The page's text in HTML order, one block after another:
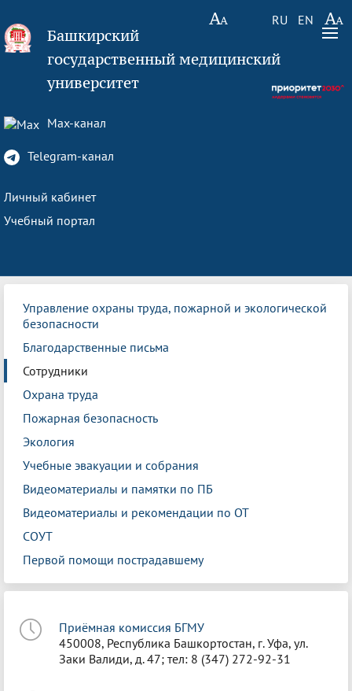
RU EN
Башкирский
государственный медицинский
университет
Max-канал
Telegram-канал
Личный кабинет
Учебный портал
Управление охраны труда, пожарной и экологической
безопасности
Благодарственные письма
Сотрудники
Охрана труда
Пожарная безопасность
Экология
Учебные эвакуации и собрания
Видеоматериалы и памятки по ПБ
Видеоматериалы и рекомендации по ОТ
СОУТ
Первой помощи пострадавшему
Приёмная комиссия БГМУ
450008, Республика Башкортостан, г. Уфа, ул.
Заки Валиди, д. 47; тел: 8 (347) 272-92-31